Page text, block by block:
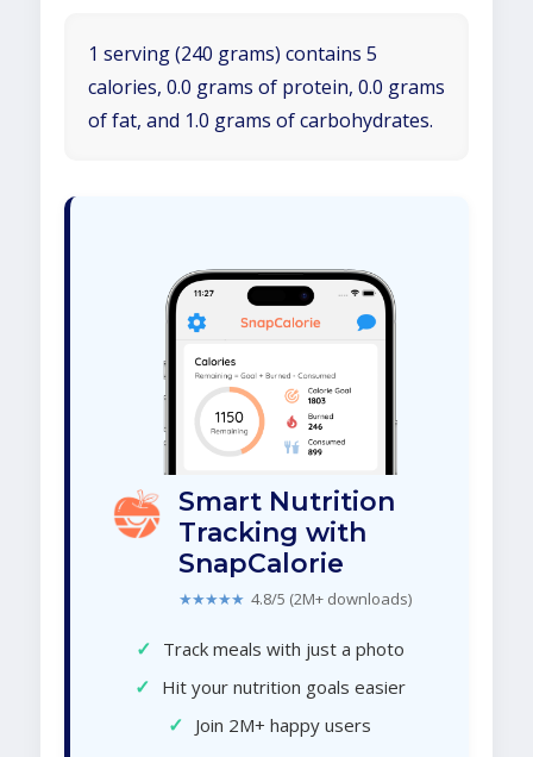
1 serving (240 grams) contains 5
calories, 0.0 grams of protein, 0.0 grams
of fat, and 1.0 grams of carbohydrates.
Smart Nutrition
Tracking with
SnapCalorie
★★★★★ 4.8/5 (2M+ downloads)
✓ Track meals with just a photo
✓ Hit your nutrition goals easier
✓ Join 2M+ happy users